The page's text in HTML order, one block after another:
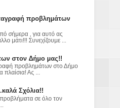
προβλημάτων
σήμερα , για αυτό ας
μάτι!!! Συνεχίζουμε ...
στον Δήμο μας!!
προβλημάτων στο Δήμο
πλαίσια! Ας ...
Σχόλια!!
προβλήματα σε όλο τον